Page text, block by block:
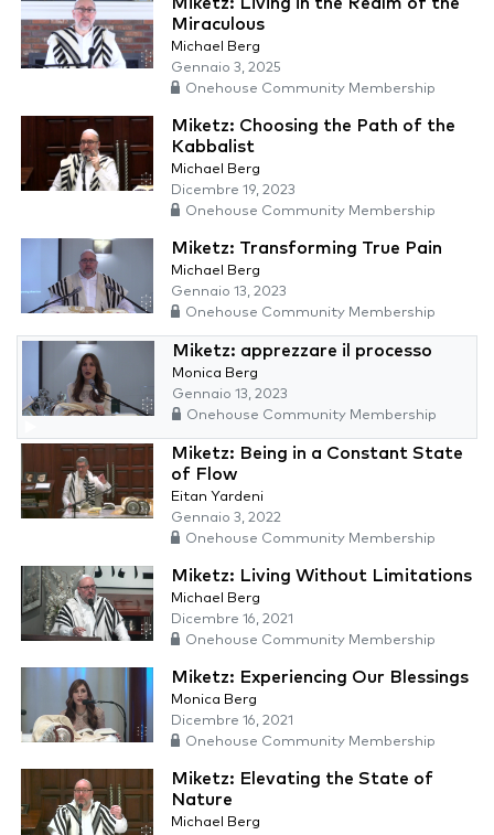
Miraculous
Michael Berg
Gennaio 3, 2025
Onehouse Community Membership
Miketz: Choosing the Path of the
Kabbalist
Michael Berg
Dicembre 19, 2023
Onehouse Community Membership
Miketz: Transforming True Pain
Michael Berg
Gennaio 13, 2023
Onehouse Community Membership
Miketz: apprezzare il processo
Monica Berg
Gennaio 13, 2023
Onehouse Community Membership
Miketz: Being in a Constant State
of Flow
Eitan Yardeni
Gennaio 3, 2022
Onehouse Community Membership
Miketz: Living Without Limitations
Michael Berg
Dicembre 16, 2021
Onehouse Community Membership
Miketz: Experiencing Our Blessings
Monica Berg
Dicembre 16, 2021
Onehouse Community Membership
Miketz: Elevating the State of
Nature
Michael Berg